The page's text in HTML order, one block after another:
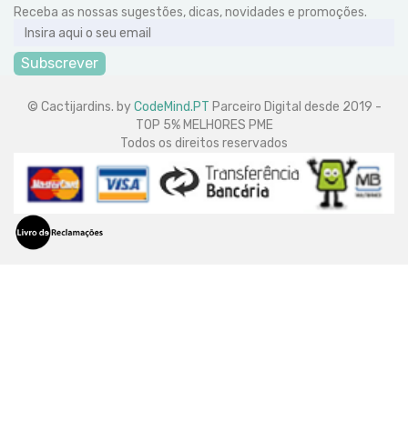
Receba as nossas sugestões, dicas, novidades e promoções.
Subscrever
© Cactijardins. byCodeMind.PT Parceiro Digital desde 2019 -
TOP 5% MELHORES PME
Todos os direitos reservados